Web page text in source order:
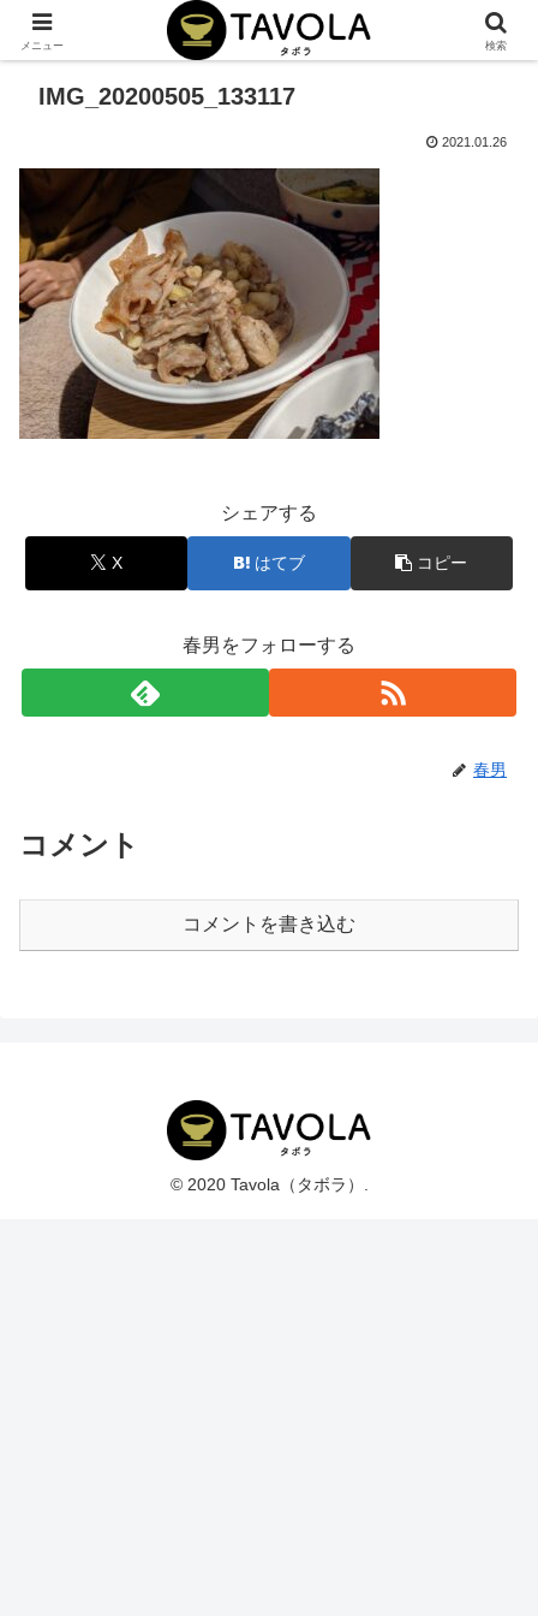
IMG_20200505_133117
2021.01.26
シェアする
X はてブ コピー
春男をフォローする
春男
コメント
コメントを書き込む
© 2020 Tavola（タボラ）.
メニュー 検索